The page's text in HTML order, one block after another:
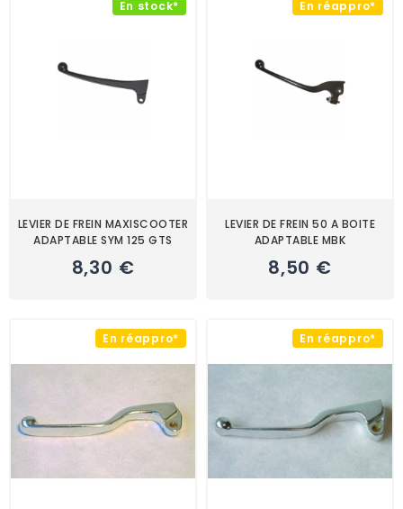
En stock*
LEVIER DE FREIN MAXISCOOTER
ADAPTABLE SYM 125 GTS
8,30 €
En réappro*
LEVIER DE FREIN 50 A BOITE
ADAPTABLE MBK
8,50 €
En réappro* En réappro*